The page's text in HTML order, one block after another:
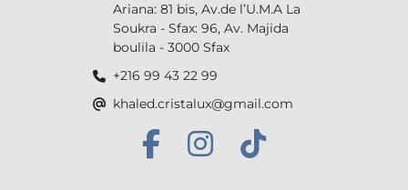
Ariana: 81 bis, Av.de l’U.M.A La
Soukra - Sfax: 96, Av. Majida
boulila - 3000 Sfax
+216 99 43 22 99
khaled.cristalux@gmail.com